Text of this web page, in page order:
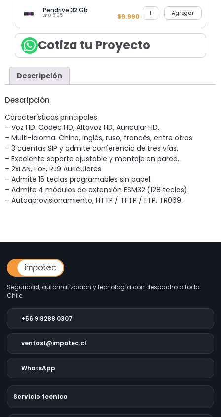
Pendrive 32 Gb
SKU 5135 $9.990 Agregar
Cotiza tu Proyecto
Descripción
Descripción
Características principales:
– Voz HD: Códec HD, Altavoz HD, Auricular HD.
– Multi-idioma: Chino, inglés, ruso, francés, entre otros.
– 3 cuentas SIP y admite conferencia de tres vías.
– Excelente soporte ajustable y montaje en pared.
– 2xLAN, PoE, RJ9 Auriculares.
– Admite 15 teclas programables sin papel.
– Admite 4 módulos de extensión ESM32 (128 teclas).
– Autoaprovisionamiento, HTTP / TFTP / FTP, TR069.
Seguridad, automatización y tecnología con despacho a todo
Chile.
+56 9 8288 0307
ventas1@impotec.cl
WhatsApp
Servicio tecnico